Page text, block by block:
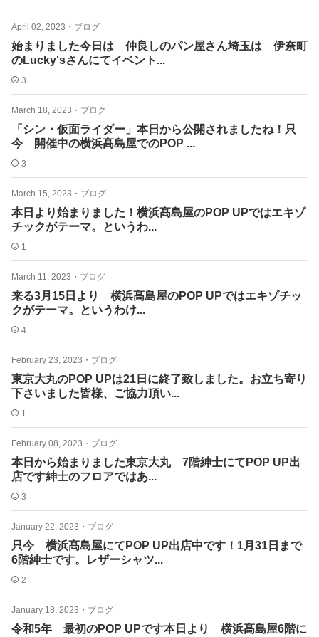
April 02, 2023 ・ ブログ
始まりました今日は 仲良しのパン屋さん埼玉は 伊奈町
のLucky'sさんにてイベント...
3
March 18, 2023 ・ ブログ
「シン・仮面ライダー」本日から公開されましたね！只
今 開催中の横浜髙島屋でのPOP ...
3
March 15, 2023 ・ ブログ
本日より始まりました！横浜髙島屋のPOP UPではエキゾ
チックがテーマ。というわ...
1
March 11, 2023 ・ ブログ
来る3月15日より 横浜髙島屋のPOP UPではエキゾチッ
クがテーマ。というわけ...
4
February 23, 2023 ・ ブログ
東京大丸のPOP UPは21日に終了致しました。お立ち寄り
下さいました皆様、ご協力頂い...
1
February 08, 2023 ・ ブログ
本日から始まりました東京大丸 7階紳士にてPOP UP出
店です紳士のフロアではあ...
3
January 22, 2023 ・ ブログ
只今 横浜髙島屋にてPOP UP出店中です！1月31日まで
6階紳士です。レザーシャツ...
2
January 18, 2023 ・ ブログ
令和5年 最初のPOP UPです本日より 横浜髙島屋6階に